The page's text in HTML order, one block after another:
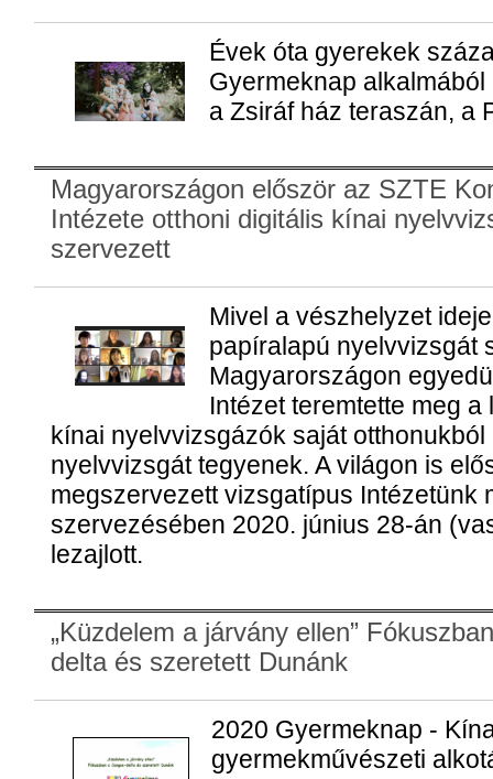
Évek óta gyerekek
Gyermeknap
a Zsiráf ház teraszán, a
Magyarországon először az SZTE
Intézete otthoni digitális kínai
szervezett
Mivel a vészhelyzet
papíralapú nyelvvizsgát
Magyarországon
Intézet teremtette meg
kínai nyelvvizsgázók saját otthonukból
nyelvvizsgát tegyenek. A világon is
megszervezett vizsgatípus Intézetünk
szervezésében 2020. június 28-án
lezajlott.
„Küzdelem a járvány ellen”
delta és szeretett Dunánk
2020 Gyermeknap -
gyermekművészeti